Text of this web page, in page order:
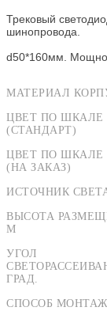
Трековый
шинопровода.
d50*160мм.
МАТЕРИАЛ
ЦВЕТ ПО ШКАЛЕ
(СТАНДАРТ)
ЦВЕТ ПО ШКАЛЕ
(НА ЗАКАЗ)
ИСТОЧНИК
ВЫСОТА
М
УГОЛ
ГРАД.
СПОСОБ